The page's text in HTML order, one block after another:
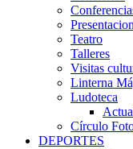
Teatro
Talleres
Visitas
Linterna
Ludoteca
Círculo
DEPORTES